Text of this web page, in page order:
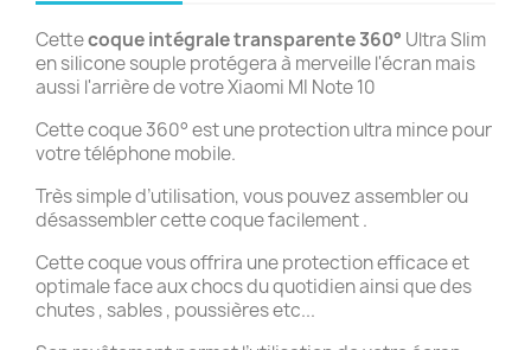
Cettecoque intégrale transparente 360° Ultra Slim
en silicone souple protégera à merveille l'écran mais
aussi l'arrière de votre Xiaomi MI Note 10
Cette coque 360° est une protection ultra mince pour
votre téléphone mobile.
Très simple d’utilisation, vous pouvez assembler ou
désassembler cette coque facilement .
Cette coque vous offrira une protection efficace et
optimale face aux chocs du quotidien ainsi que des
chutes , sables , poussières etc...